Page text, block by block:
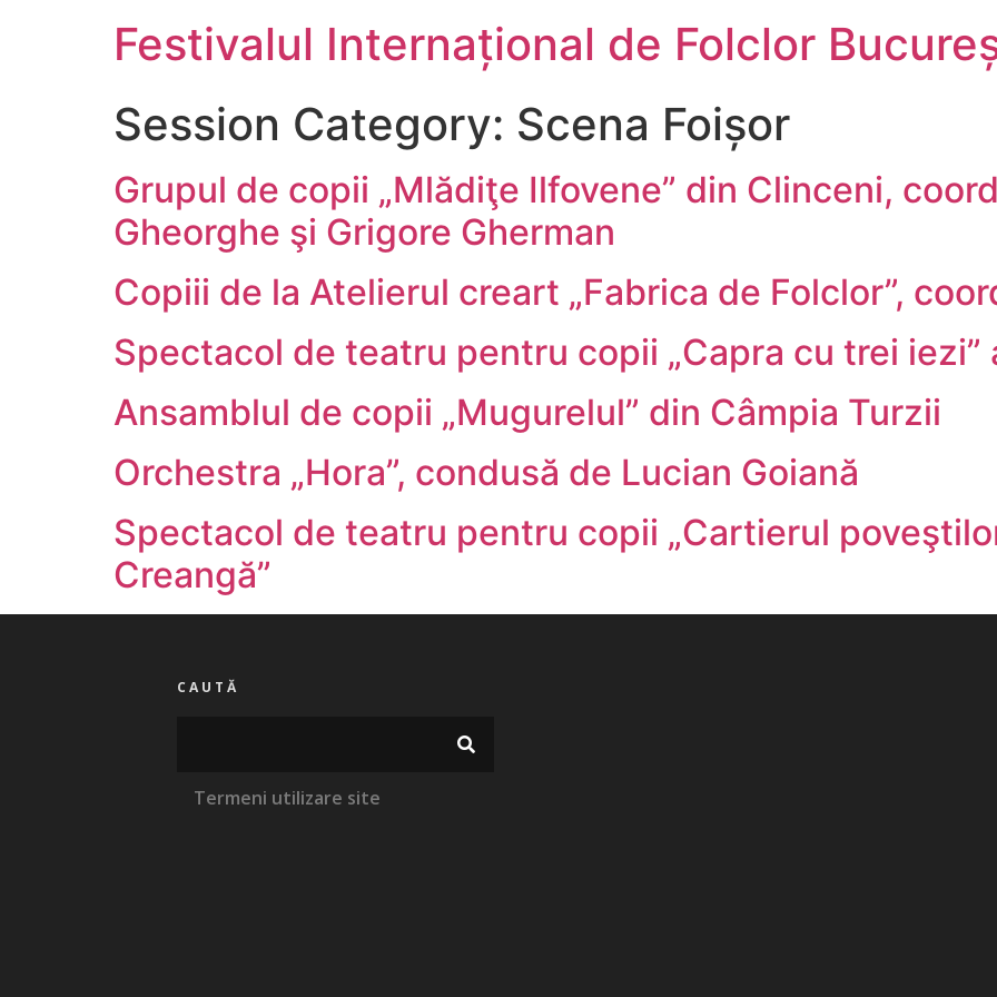
Festivalul Internațional de Folclor
Session Category: Scena Foișor
Grupul de copii „Mlădiţe Ilfovene” din Clinceni,
Gheorghe şi Grigore Gherman
Copiii de la Atelierul creart „Fabrica de Folclor”,
Spectacol de teatru pentru copii „Capra cu trei iezi”
Ansamblul de copii „Mugurelul” din Câmpia Turzii
Orchestra „Hora”, condusă de Lucian Goiană
Spectacol de teatru pentru copii „Cartierul
Creangă”
CAUTĂ
Termeni utilizare site